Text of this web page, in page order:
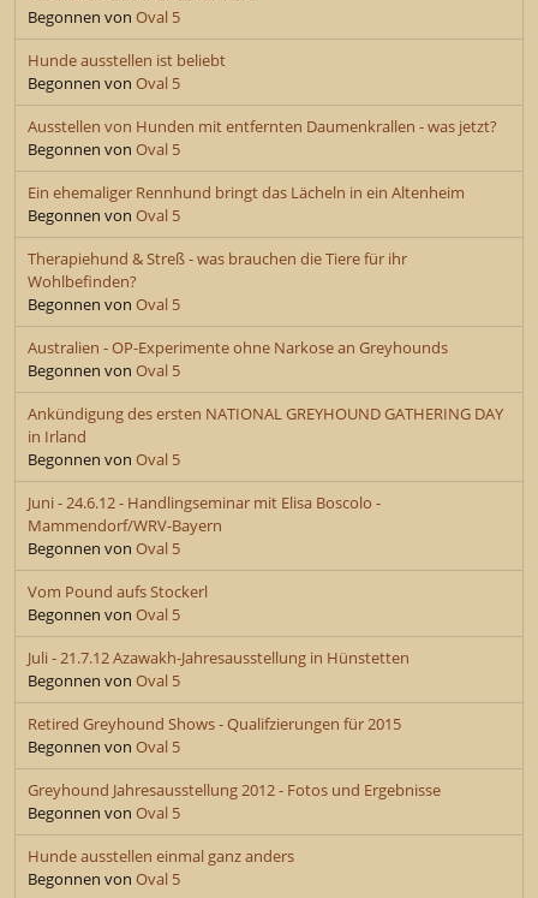
Begonnen von Oval 5
Hunde ausstellen ist beliebt
Begonnen von Oval 5
Ausstellen von Hunden mit entfernten Daumenkrallen - was jetzt?
Begonnen von Oval 5
Ein ehemaliger Rennhund bringt das Lächeln in ein Altenheim
Begonnen von Oval 5
Therapiehund & Streß - was brauchen die Tiere für ihr
Wohlbefinden?
Begonnen von Oval 5
Australien - OP-Experimente ohne Narkose an Greyhounds
Begonnen von Oval 5
Ankündigung des ersten NATIONAL GREYHOUND GATHERING DAY
in Irland
Begonnen von Oval 5
Juni - 24.6.12 - Handlingseminar mit Elisa Boscolo -
Mammendorf/WRV-Bayern
Begonnen von Oval 5
Vom Pound aufs Stockerl
Begonnen von Oval 5
Juli - 21.7.12 Azawakh-Jahresausstellung in Hünstetten
Begonnen von Oval 5
Retired Greyhound Shows - Qualifzierungen für 2015
Begonnen von Oval 5
Greyhound Jahresausstellung 2012 - Fotos und Ergebnisse
Begonnen von Oval 5
Hunde ausstellen einmal ganz anders
Begonnen von Oval 5